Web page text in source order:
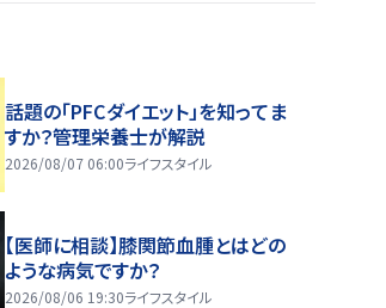
話題の「PFCダイエット」を知ってま
すか？管理栄養士が解説
2026/08/07 06:00ライフスタイル
【医師に相談】膝関節血腫とはどの
ような病気ですか？
2026/08/06 19:30ライフスタイル